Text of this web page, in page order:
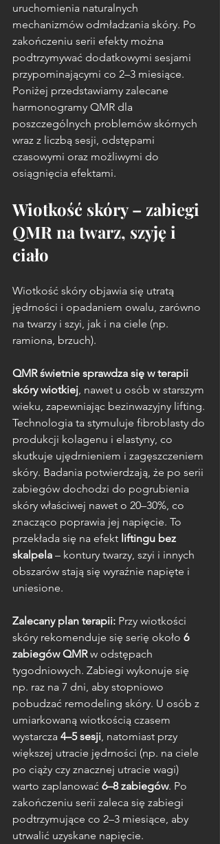
uruchomienia naturalnych
mechanizmów odmładzania skóry. Po
zakończeniu serii efekty można
podtrzymywać dodatkowymi sesjami
przypominającymi co 2–3 miesiące.
Poniżej przedstawiamy zalecane
harmonogramy QMR dla
poszczególnych problemów skórnych
wraz z liczbą sesji, odstępami
czasowymi oraz możliwymi do
osiągnięcia efektami.
Wiotkość skóry – zabiegi
QMR na twarz, szyję i
ciało
Wiotkość skóry objawia się utratą
jędrności i opadaniem owalu, zarówno
na twarzy i szyi, jak i na ciele (np.
ramiona, brzuch).
QMR świetnie sprawdza się w terapii
skóry wiotkiej, nawet u osób w starszym
wieku, zapewniając bezinwazyjny lifting.
Technologia ta stymuluje fibroblasty do
produkcji kolagenu i elastyny, co
skutkuje ujędrnieniem i zagęszczeniem
skóry. Badania potwierdzają, że po serii
zabiegów dochodzi do pogrubienia
skóry właściwej nawet o 20–30%, co
znacząco poprawia jej napięcie. To
przekłada się na efekt liftingu bez
skalpela – kontury twarzy, szyi i innych
obszarów stają się wyraźnie napięte i
uniesione.
Zalecany plan terapii: Przy wiotkości
skóry rekomenduje się serię około 6
zabiegów QMR w odstępach
tygodniowych. Zabiegi wykonuje się
np. raz na 7 dni, aby stopniowo
pobudzać remodeling skóry. U osób z
umiarkowaną wiotkością czasem
wystarcza 4–5 sesji, natomiast przy
większej utracie jędrności (np. na ciele
po ciąży czy znacznej utracie wagi)
warto zaplanować 6–8 zabiegów. Po
zakończeniu serii zaleca się zabiegi
podtrzymujące co 2–3 miesiące, aby
utrwalić uzyskane napięcie.